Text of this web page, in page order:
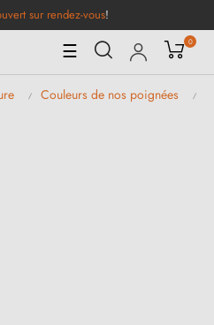
sur rendez-vous!
Basculer
la
navigation
☰ 0
Couleurs de nos poignées